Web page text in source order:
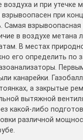
воздуха и при утечке
при
Самая
в воздухе метана
В местах
его определить по
канарейки.
а закрытые
вытяжной
какой-либо
различной